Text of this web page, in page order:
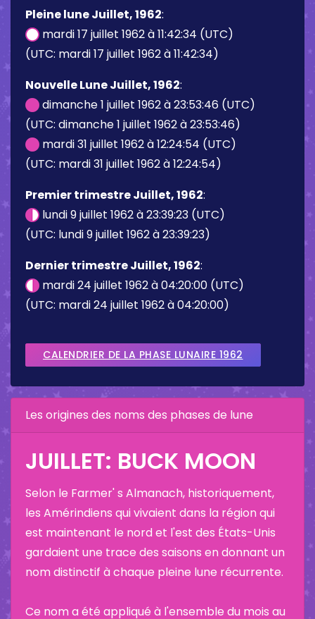
Pleine lune Juillet, 1962:
mardi 17 juillet 1962 à 11:42:34 (UTC)
(UTC: mardi 17 juillet 1962 à 11:42:34)
Nouvelle Lune Juillet, 1962:
dimanche 1 juillet 1962 à 23:53:46 (UTC)
(UTC: dimanche 1 juillet 1962 à 23:53:46)
mardi 31 juillet 1962 à 12:24:54 (UTC)
(UTC: mardi 31 juillet 1962 à 12:24:54)
Premier trimestre Juillet, 1962:
lundi 9 juillet 1962 à 23:39:23 (UTC)
(UTC: lundi 9 juillet 1962 à 23:39:23)
Dernier trimestre Juillet, 1962:
mardi 24 juillet 1962 à 04:20:00 (UTC)
(UTC: mardi 24 juillet 1962 à 04:20:00)
CALENDRIER DE LA PHASE LUNAIRE 1962
Les origines des noms des phases de lune
JUILLET: BUCK MOON
Selon le Farmer' s Almanach, historiquement,
les Amérindiens qui vivaient dans la région qui
est maintenant le nord et l'est des États-Unis
gardaient une trace des saisons en donnant un
nom distinctif à chaque pleine lune récurrente.
Ce nom a été appliqué à l'ensemble du mois au